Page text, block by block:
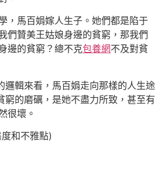
，馬百娟嫁人生子。她們都是陷于
們贊美王姑娘身邊的貧窮，那我們
邊的貧窮？總不克包養網不及對貧
邏輯來看，馬百娟走向那樣的人生途
窮的磨礪，是她不盡力所致，甚至有
很壞。
和不雅點)